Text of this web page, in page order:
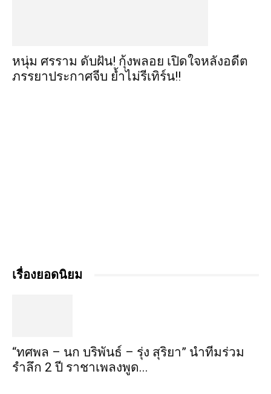
หนุ่ม ศรราม ดับฝัน! กุ้งพลอย เปิดใจหลังอดีต
ภรรยาประกาศจีบ ย้ำไม่รีเทิร์น!!
เรื่องยอดนิยม
“ทศพล – นก บริพันธ์ – รุ่ง สุริยา” นำทีมร่วม
รำลึก 2 ปี ราชาเพลงพูด...